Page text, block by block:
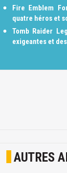
Fire Emblem
quatre héros et
Tomb Raider
exigeantes et
AUTRES